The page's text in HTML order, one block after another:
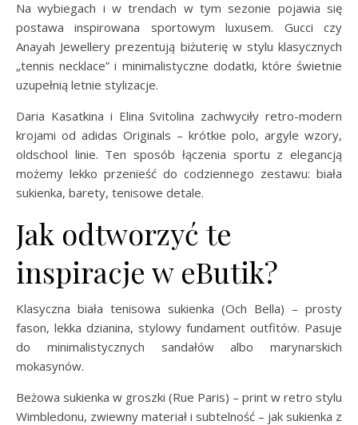
Na wybiegach i w trendach w tym sezonie pojawia się
postawa inspirowana sportowym luxusem. Gucci czy
Anayah Jewellery prezentują biżuterię w stylu klasycznych
„tennis necklace” i minimalistyczne dodatki, które świetnie
uzupełnią letnie stylizacje.
Daria Kasatkina i Elina Svitolina zachwyciły retro-modern
krojami od adidas Originals – krótkie polo, argyle wzory,
oldschool linie. Ten sposób łączenia sportu z elegancją
możemy lekko przenieść do codziennego zestawu: biała
sukienka, barety, tenisowe detale.
Jak odtworzyć te
inspiracje w eButik?
Klasyczna biała tenisowa sukienka (Och Bella) – prosty
fason, lekka dzianina, stylowy fundament outfitów. Pasuje
do minimalistycznych sandałów albo marynarskich
mokasynów.
Beżowa sukienka w groszki (Rue Paris) – print w retro stylu
Wimbledonu, zwiewny materiał i subtelność – jak sukienka z